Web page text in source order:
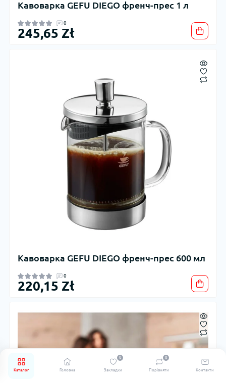
Каталог Головна Закладки
0
Порівняти
0
Контакти
Кавоварка GEFU DIEGO френч-прес 1 л
0
245,65 Zł
Кавоварка GEFU DIEGO френч-прес 600 мл
0
220,15 Zł